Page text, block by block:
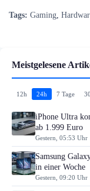
Tags: Gaming
Meistgelesene
12h 24h 7 Tage
iPhone Ultra
ab 1.999 Euro
Gestern, 05:53 Uhr
Samsung
in einer Woche
Gestern, 09:20 Uhr